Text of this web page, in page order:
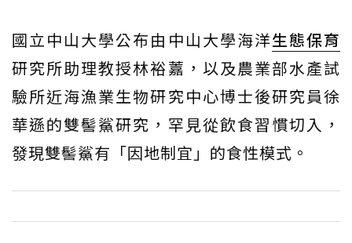
國立中山大學公布由中山大學海洋生態保育
研究所助理教授林裕䕒，以及農業部水產試
驗所近海漁業生物研究中心博士後研究員徐
華遜的雙髻鯊研究，罕見從飲食習慣切入，
發現雙髻鯊有「因地制宜」的食性模式。